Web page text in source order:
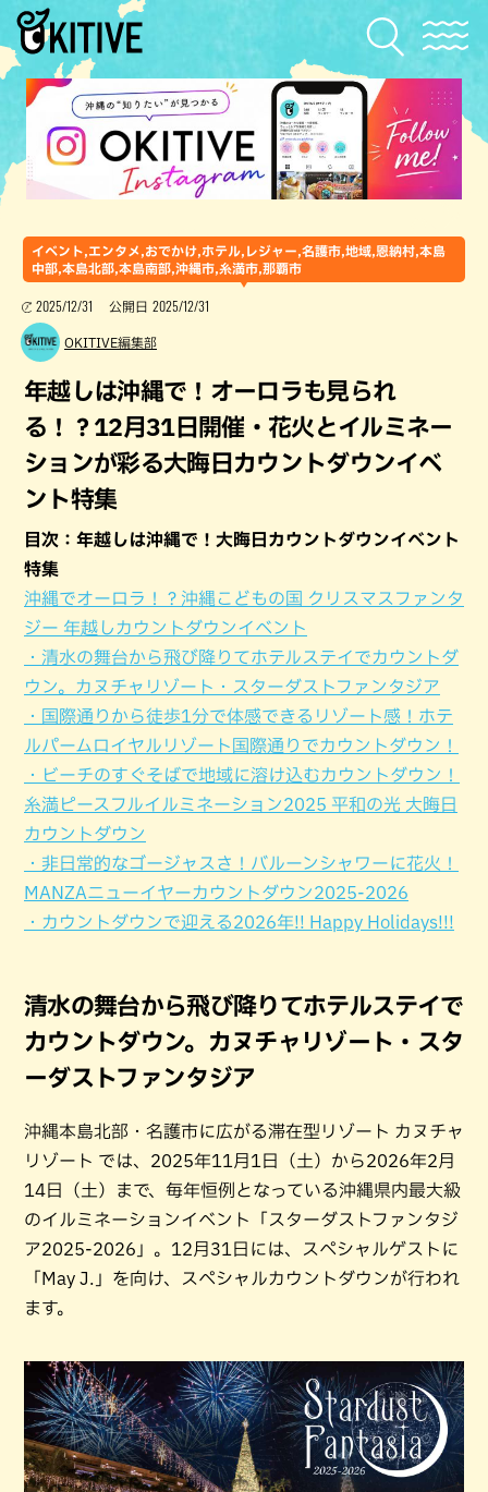
イベント,エンタメ,おでかけ,ホテル,レジャー,名護市,地域,恩納村,本島
中部,本島北部,本島南部,沖縄市,糸満市,那覇市
2025/12/31 公開日 2025/12/31
OKITIVE編集部
年越しは沖縄で！オーロラも見られ
る！？12月31日開催・花火とイルミネー
ションが彩る大晦日カウントダウンイベ
ント特集
目次：年越しは沖縄で！大晦日カウントダウンイベント
特集
沖縄でオーロラ！？沖縄こどもの国 クリスマスファンタ
ジー 年越しカウントダウンイベント
・清水の舞台から飛び降りてホテルステイでカウントダ
ウン。カヌチャリゾート・スターダストファンタジア
・国際通りから徒歩1分で体感できるリゾート感！ホテ
ルパームロイヤルリゾート国際通りでカウントダウン！
・ビーチのすぐそばで地域に溶け込むカウントダウン！
糸満ピースフルイルミネーション2025 平和の光 大晦日
カウントダウン
・非日常的なゴージャスさ！バルーンシャワーに花火！
MANZAニューイヤーカウントダウン2025-2026
・カウントダウンで迎える2026年!! Happy Holidays!!!
清水の舞台から飛び降りてホテルステイで
カウントダウン。カヌチャリゾート・スタ
ーダストファンタジア
沖縄本島北部・名護市に広がる滞在型リゾート カヌチャ
リゾート では、2025年11月1日（土）から2026年2月
14日（土）まで、毎年恒例となっている沖縄県内最大級
のイルミネーションイベント「スターダストファンタジ
ア2025-2026」。12月31日には、スペシャルゲストに
「May J.」を向け、スペシャルカウントダウンが行われ
ます。